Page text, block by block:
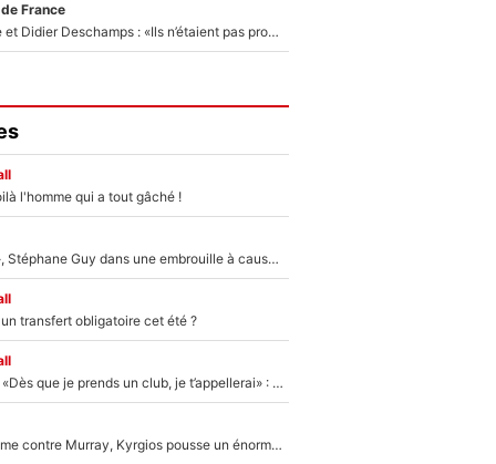
France
Zinédine Zidane et Didier Deschamps : «Ils n’étaient pas proches», les confidences d’un membre de l’équipe de France 1998 sur leur relation spéciale
l'homme qui a tout gâché !
«Détester à vie», Stéphane Guy dans une embrouille à cause du PSG !
transfert obligatoire cet été ?
Mercato - OM - «Dès que je prends un club, je t’appellerai» : La promesse de Marcelino au moment de claquer la porte
Victime de racisme contre Murray, Kyrgios pousse un énorme coup de gueule !